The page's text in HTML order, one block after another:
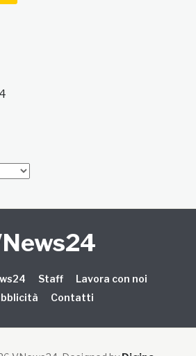
Staff
Lavora con noi
Contatti